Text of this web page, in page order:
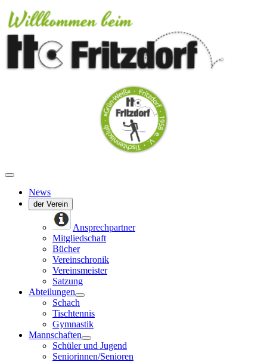
News
der Verein
Ansprechpartner
Mitgliedschaft
Bücher
Vereinschronik
Vereinsmeister
Satzung
Abteilungen
Schach
Tischtennis
Gymnastik
Mannschaften
Schüler und Jugend
Seniorinnen/Senioren